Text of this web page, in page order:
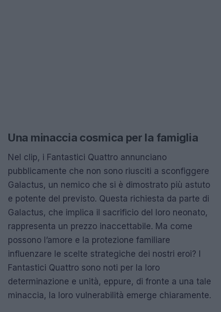
Una minaccia cosmica per la famiglia
Nel clip, i Fantastici Quattro annunciano
pubblicamente che non sono riusciti a sconfiggere
Galactus, un nemico che si è dimostrato più astuto
e potente del previsto. Questa richiesta da parte di
Galactus, che implica il sacrificio del loro neonato,
rappresenta un prezzo inaccettabile. Ma come
possono l’amore e la protezione familiare
influenzare le scelte strategiche dei nostri eroi? I
Fantastici Quattro sono noti per la loro
determinazione e unità, eppure, di fronte a una tale
minaccia, la loro vulnerabilità emerge chiaramente.